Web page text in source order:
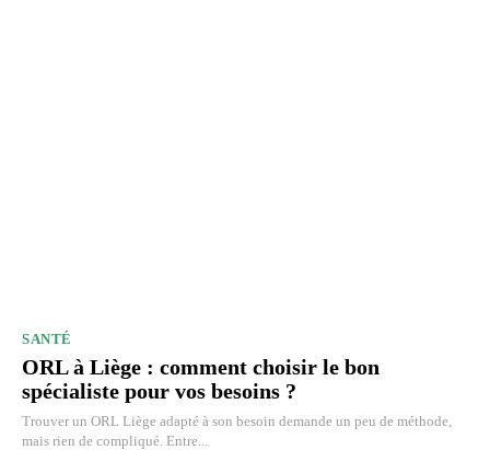
SANTÉ
ORL à Liège : comment choisir le bon
spécialiste pour vos besoins ?
Trouver un ORL Liège adapté à son besoin demande un peu de méthode,
mais rien de compliqué. Entre...